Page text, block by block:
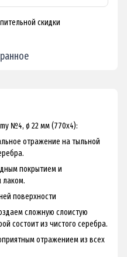
скидки
№4, ø 22 мм (770х4):
отражение на тыльной
покрытием и
лаком.
поверхности
сложную слоистую
состоит из чистого серебра.
отражением из всех